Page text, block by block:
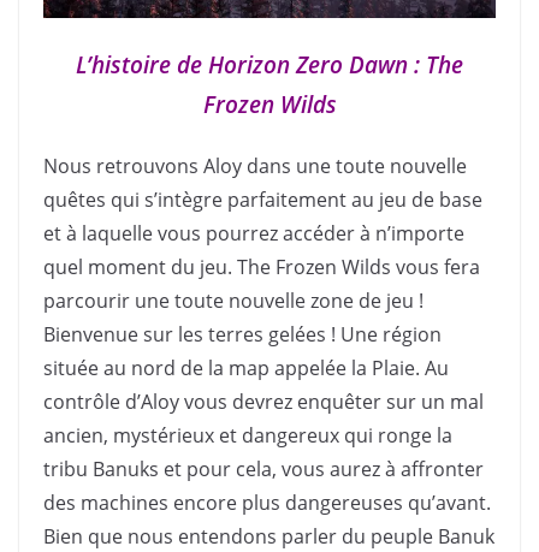
L’histoire de Horizon Zero Dawn : The
Frozen Wilds
Nous retrouvons Aloy dans une toute nouvelle
quêtes qui s’intègre parfaitement au jeu de base
et à laquelle vous pourrez accéder à n’importe
quel moment du jeu. The Frozen Wilds vous fera
parcourir une toute nouvelle zone de jeu !
Bienvenue sur les terres gelées ! Une région
située au nord de la map appelée la Plaie. Au
contrôle d’Aloy vous devrez enquêter sur un mal
ancien, mystérieux et dangereux qui ronge la
tribu Banuks et pour cela, vous aurez à affronter
des machines encore plus dangereuses qu’avant.
Bien que nous entendons parler du peuple Banuk